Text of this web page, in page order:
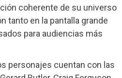
coherente de su universo
tanto en la pantalla grande
para audiencias más
personajes cuentan con las